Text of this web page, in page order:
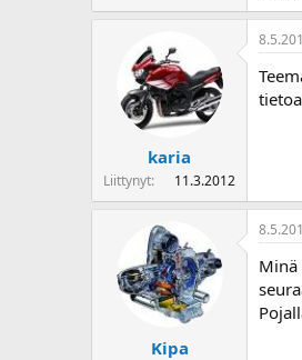
karia
Liittynyt 11.3.2012
Kipa
Minä